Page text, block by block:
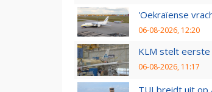
'Oekraïense
06-08-2026, 12:20
KLM stelt eerste
06-08-2026, 11:17